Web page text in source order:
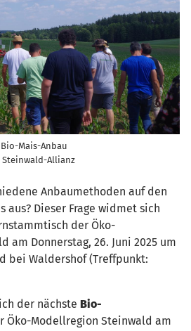
Bio-Mais-Anbau
Allianz
Anbaumethoden auf den
aus? Dieser Frage widmet sich
der Öko-
am Donnerstag, 26. Juni 2025 um
bei Waldershof (Treffpunkt:
der nächste Bio-
Öko-Modellregion Steinwald am